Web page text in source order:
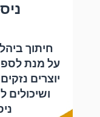
חיתוך
על מנת
יוצרים